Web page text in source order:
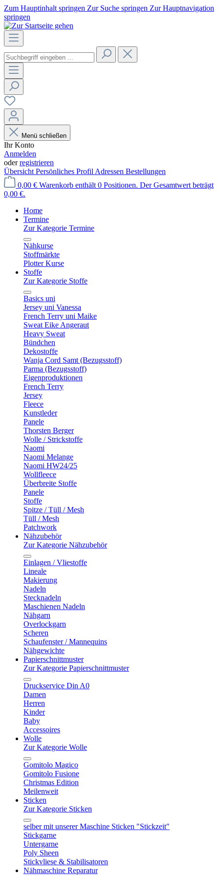
Zum Hauptinhalt springen Zur Suche springen Zur Hauptnavigation
springen
Menü schließen
Ihr Konto
Anmelden
oderregistrieren
Übersicht Persönliches Profil Adressen Bestellungen
0,00 € Warenkorb enthält 0 Positionen. Der Gesamtwert beträgt
0,00 €.
Home
Termine
Zur Kategorie Termine
Nähkurse
Stoffmärkte
Plotter Kurse
Stoffe
Zur Kategorie Stoffe
Basics uni
Jersey uni Vanessa
French Terry uni Maike
Sweat Eike Angeraut
Heavy Sweat
Bündchen
Dekostoffe
Wanja Cord Samt (Bezugsstoff)
Parma (Bezugsstoff)
Eigenproduktionen
French Terry
Jersey
Fleece
Kunstleder
Panele
Thorsten Berger
Wolle / Strickstoffe
Naomi
Naomi Melange
Naomi HW24/25
Wollfleece
Überbreite Stoffe
Panele
Stoffe
Spitze / Tüll / Mesh
Tüll / Mesh
Patchwork
Nähzubehör
Zur Kategorie Nähzubehör
Einlagen / Vliestoffe
Lineale
Makierung
Nadeln
Stecknadeln
Maschienen Nadeln
Nähgarn
Overlockgarn
Scheren
Schaufenster / Mannequins
Nähgewichte
Papierschnittmuster
Zur Kategorie Papierschnittmuster
Druckservice Din A0
Damen
Herren
Kinder
Baby
Accessoires
Wolle
Zur Kategorie Wolle
Gomitolo Magico
Gomitolo Fusione
Christmas Edition
Meilenweit
Sticken
Zur Kategorie Sticken
selber mit unserer Maschine Sticken "Stickzeit"
Stickgarne
Untergarne
Poly Sheen
Stickvliese & Stabilisatoren
Nähmaschine Reparatur